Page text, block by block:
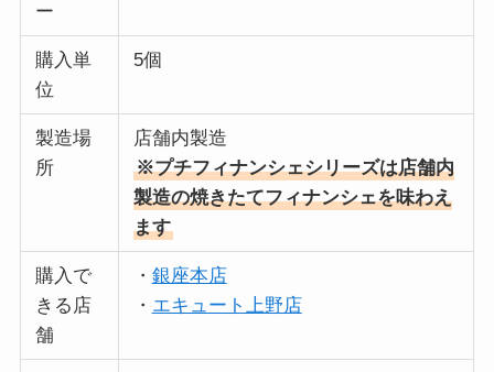
ー
購入単
位
5個
製造場
所
店舗内製造
※プチフィナンシェシリーズは店舗内
製造の焼きたてフィナンシェを味わえ
ます
購入で
きる店
舗
・ 銀座本店
・ エキュート上野店